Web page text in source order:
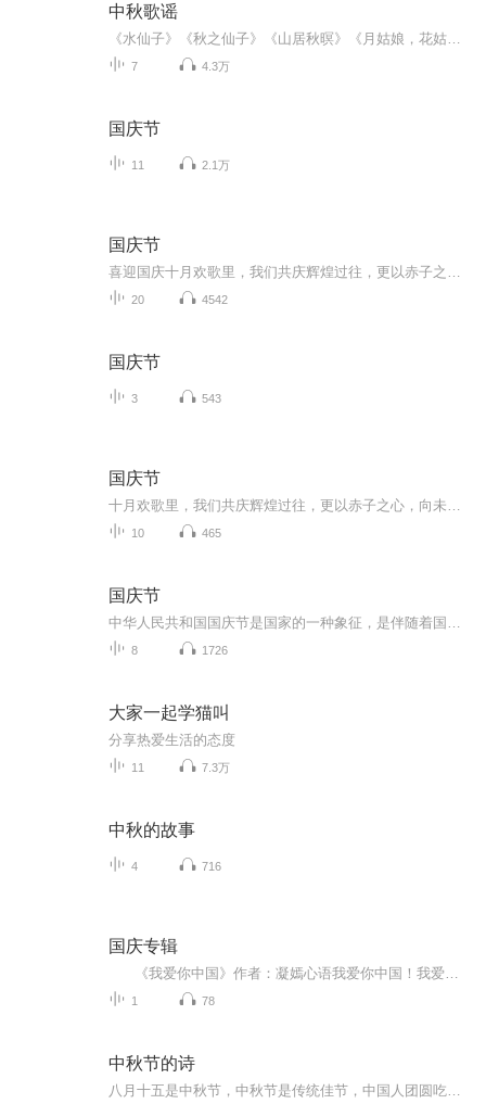
中秋歌谣
7 4.3万
国庆节
11 2.1万
国庆节
20 4542
国庆节
3 543
国庆节
10 465
国庆节
8 1726
大家一起学猫叫
分享热爱生活的态度
11 7.3万
中秋的故事
4 716
国庆专辑
1 78
中秋节的诗